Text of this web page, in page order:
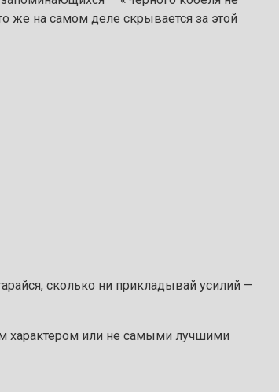
же на самом деле скрывается за этой
сколько ни прикладывай усилий —
характером или не самыми лучшими